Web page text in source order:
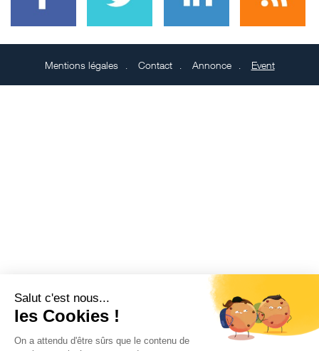
Salut c'est nous...
les Cookies !
On a attendu d'être sûrs que le contenu de
Mentions légales Contact Annonce Event